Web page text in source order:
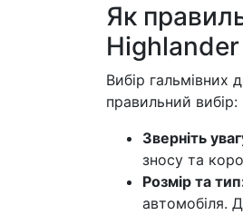
Як
Вибір гальмівних
правильний вибір:
Зверніть
зносу та
Розмір та
автомобіля.